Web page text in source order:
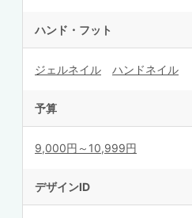
ハンド・フット
ジェルネイル ハンドネイル
予算
9,000円～10,999円
デザインID